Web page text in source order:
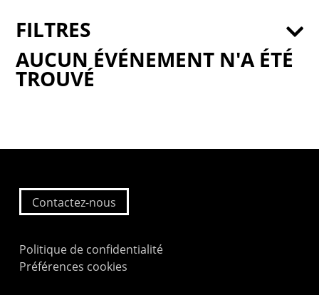
AUCUN ÉVÉNEMENT N'A ÉTÉ
TROUVÉ
FILTRES
Contactez-nous
Politique de confidentialité
Préférences cookies